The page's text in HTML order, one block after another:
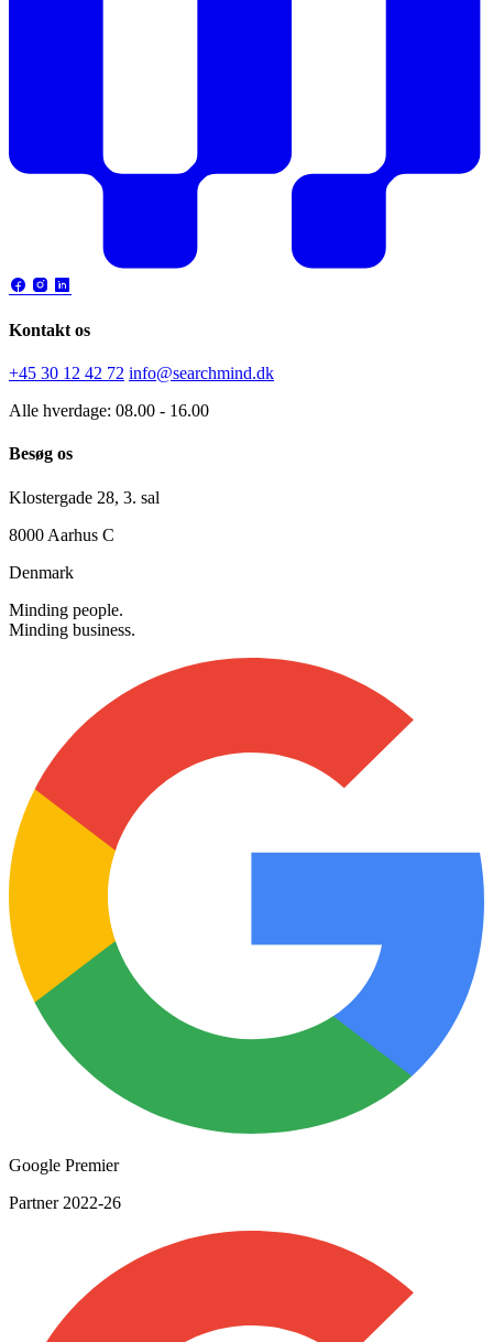
Kontakt os
+45 30 12 42 72 info@searchmind.dk
Alle hverdage: 08.00 - 16.00
Besøg os
Klostergade 28, 3. sal
8000 Aarhus C
Denmark
Google Premier